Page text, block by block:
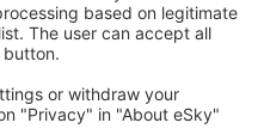
pentru utilizatorii